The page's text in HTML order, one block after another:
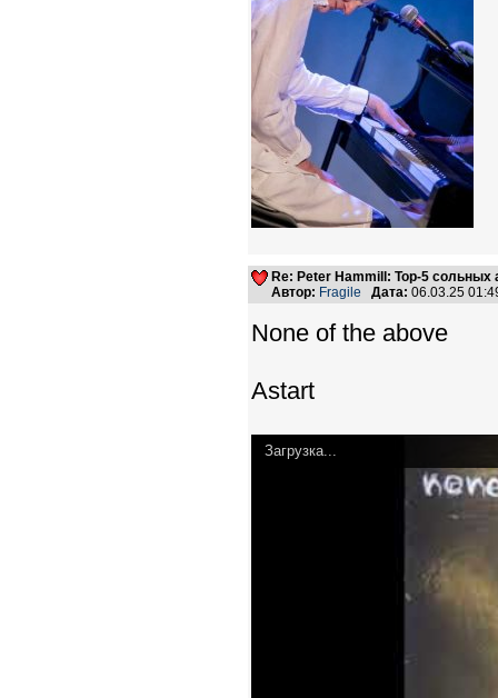
Re: Peter Hammill: Top-5 сольных
Автор: Fragile Дата: 06.03.25
None of the above
Astart
Загрузка...